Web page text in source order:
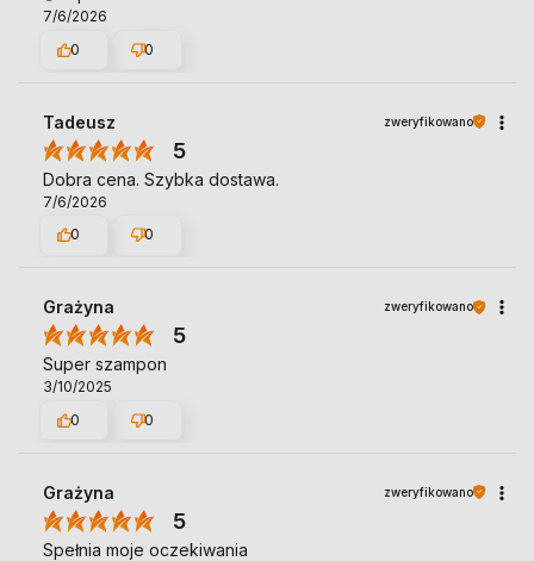
7/6/2026
0
0
Tadeusz zweryfikowano
5
Dobra cena. Szybka dostawa.
7/6/2026
0
0
Grażyna zweryfikowano
5
Super szampon
3/10/2025
0
0
Grażyna zweryfikowano
5
Spełnia moje oczekiwania